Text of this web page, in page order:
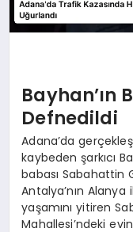
Bayhan’ın
Defnedildi
Adana’da
kaybeden şarkıcı
babası Sabahattin
Antalya’nın
yaşamını yitiren
Mahallesi’ndeki